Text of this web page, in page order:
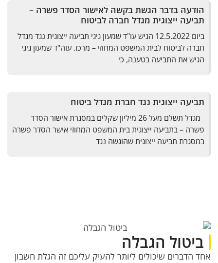
הודעה בדבר הגשת בקשה לאישור הסדר פשרה –
תביעה ייצוגית מגדל חברה לביטוח
ביום 12.5.2022 הגיש עו"ד שמעון גיגי תביעה ייצוגית נגד מגדל
חברה לביטוח לבית המשפט המחוזי – מרכז. עוה"ד שמעון גיגי
הגיש את התביעה בטענה, כי
תביעה ייצוגית נגד חברת מגדל ביטוח
מגדל תשלם מעל 26 מיליון שקלים במסגרת אישור הסדר
פשרה – בתביעה ייצוגית בית המשפט המחוזי אישר הסדר פשרה
במסגרת תביעה ייצוגית שהוגשה נגד
ביטול הגבלה
אחד הדברים שיכולים ליותר להעיק עליכם זה הגלת חשבון